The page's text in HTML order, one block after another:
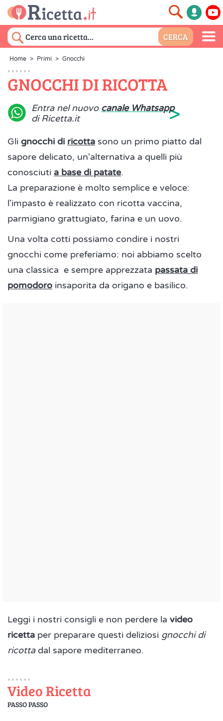
Home > Primi > Gnocchi
GNOCCHI DI RICOTTA
Entra nel nuovo canale Whatsapp
di Ricetta.it
>
Gli gnocchi di ricotta sono un primo piatto dal
sapore delicato, un'alternativa a quelli più
conosciuti a base di patate.
La preparazione è molto semplice e veloce:
l'impasto è realizzato con ricotta vaccina,
parmigiano grattugiato, farina e un uovo.
Una volta cotti possiamo condire i nostri
gnocchi come preferiamo: noi abbiamo scelto
una classica e sempre apprezzata passata di
pomodoro insaporita da origano e basilico.
Leggi i nostri consigli e non perdere la video
ricetta per preparare questi deliziosi gnocchi di
ricottadal sapore mediterraneo.
Video Ricetta
PASSO PASSO